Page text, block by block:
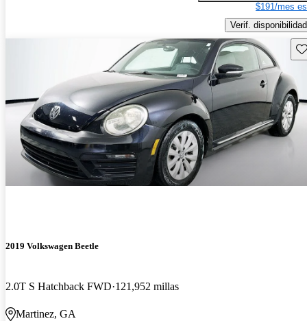
$191/mes
Verif. disponibilidad
2019 Volkswagen Beetle
2.0T S Hatchback FWD 121,952 millas
Martinez, GA